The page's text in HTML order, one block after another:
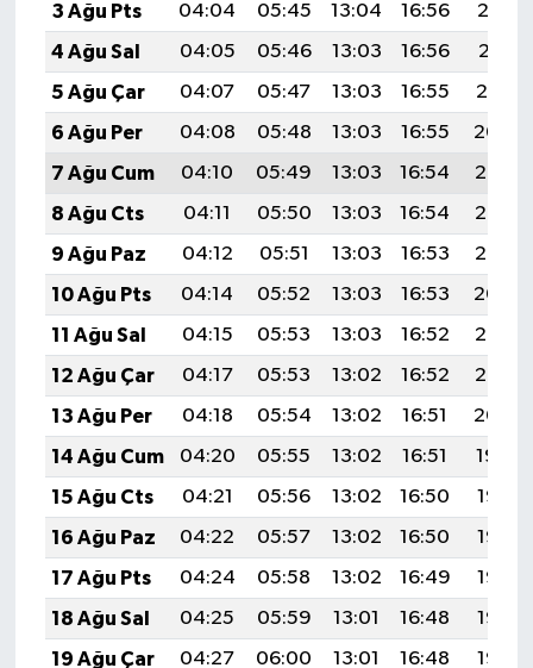
3 Ağu Pts
04:04 05:45 13:04 16:56
20:12
4 Ağu Sal
04:05 05:46 13:03 16:56
20:11
5 Ağu Çar
04:07 05:47 13:03 16:55
20:10
6 Ağu Per
04:08 05:48 13:03 16:55
20:09
7 Ağu Cum
04:10 05:49 13:03 16:54
20:08
8 Ağu Cts
04:11 05:50 13:03 16:54
20:07
9 Ağu Paz
04:12 05:51 13:03 16:53
20:05
10 Ağu Pts
04:14 05:52 13:03 16:53
20:04
11 Ağu Sal
04:15 05:53 13:03 16:52
20:03
12 Ağu Çar
04:17 05:53 13:02 16:52
20:02
13 Ağu Per
04:18 05:54 13:02 16:51
20:00
14 Ağu Cum
04:20 05:55 13:02 16:51
19:59
15 Ağu Cts
04:21 05:56 13:02 16:50
19:58
16 Ağu Paz
04:22 05:57 13:02 16:50
19:56
17 Ağu Pts
04:24 05:58 13:02 16:49
19:55
18 Ağu Sal
04:25 05:59 13:01 16:48
19:53
19 Ağu Çar
04:27 06:00 13:01 16:48 19:52